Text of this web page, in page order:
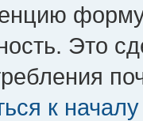
Это
к началу